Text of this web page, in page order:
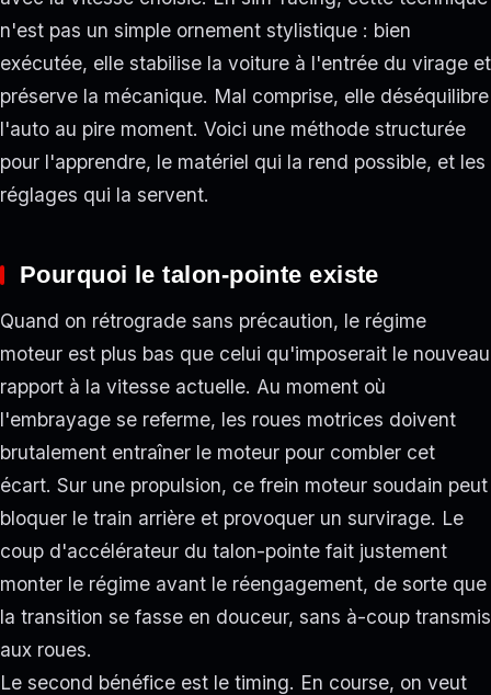
n'est pas un simple ornement stylistique : bien
exécutée, elle stabilise la voiture à l'entrée du virage et
préserve la mécanique. Mal comprise, elle déséquilibre
l'auto au pire moment. Voici une méthode structurée
pour l'apprendre, le matériel qui la rend possible, et les
réglages qui la servent.
Pourquoi le talon-pointe existe
Quand on rétrograde sans précaution, le régime
moteur est plus bas que celui qu'imposerait le nouveau
rapport à la vitesse actuelle. Au moment où
l'embrayage se referme, les roues motrices doivent
brutalement entraîner le moteur pour combler cet
écart. Sur une propulsion, ce frein moteur soudain peut
bloquer le train arrière et provoquer un survirage. Le
coup d'accélérateur du talon-pointe fait justement
monter le régime avant le réengagement, de sorte que
la transition se fasse en douceur, sans à-coup transmis
aux roues.
Le second bénéfice est le timing. En course, on veut